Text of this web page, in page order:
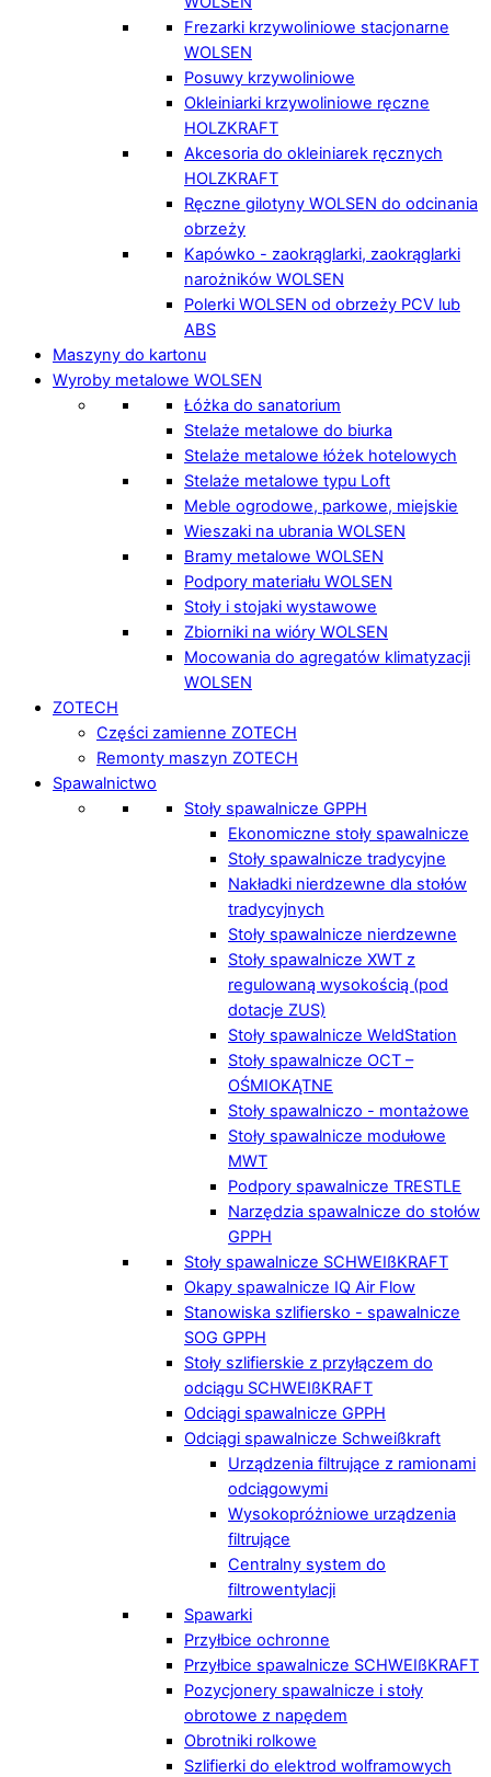
Frezarki krzywoliniowe stacjonarne
WOLSEN
Posuwy krzywoliniowe
Okleiniarki krzywoliniowe ręczne
HOLZKRAFT
Akcesoria do okleiniarek ręcznych
HOLZKRAFT
Ręczne gilotyny WOLSEN do odcinania
obrzeży
Kapówko - zaokrąglarki, zaokrąglarki
narożników WOLSEN
Polerki WOLSEN od obrzeży PCV lub
ABS
Maszyny do kartonu
Wyroby metalowe WOLSEN
Łóżka do sanatorium
Stelaże metalowe do biurka
Stelaże metalowe łóżek hotelowych
Stelaże metalowe typu Loft
Meble ogrodowe, parkowe, miejskie
Wieszaki na ubrania WOLSEN
Bramy metalowe WOLSEN
Podpory materiału WOLSEN
Stoły i stojaki wystawowe
Zbiorniki na wióry WOLSEN
Mocowania do agregatów klimatyzacji
WOLSEN
ZOTECH
Części zamienne ZOTECH
Remonty maszyn ZOTECH
Spawalnictwo
Stoły spawalnicze GPPH
Ekonomiczne stoły spawalnicze
Stoły spawalnicze tradycyjne
Nakładki nierdzewne dla stołów
tradycyjnych
Stoły spawalnicze nierdzewne
Stoły spawalnicze XWT z
regulowaną wysokością (pod
dotacje ZUS)
Stoły spawalnicze WeldStation
Stoły spawalnicze OCT –
OŚMIOKĄTNE
Stoły spawalniczo - montażowe
Stoły spawalnicze modułowe
MWT
Podpory spawalnicze TRESTLE
Narzędzia spawalnicze do stołów
GPPH
Stoły spawalnicze SCHWEIßKRAFT
Okapy spawalnicze IQ Air Flow
Stanowiska szlifiersko - spawalnicze
SOG GPPH
Stoły szlifierskie z przyłączem do
odciągu SCHWEIßKRAFT
Odciągi spawalnicze GPPH
Odciągi spawalnicze Schweißkraft
Urządzenia filtrujące z ramionami
odciągowymi
Wysokopróżniowe urządzenia
filtrujące
Centralny system do
filtrowentylacji
Spawarki
Przyłbice ochronne
Przyłbice spawalnicze SCHWEIßKRAFT
Pozycjonery spawalnicze i stoły
obrotowe z napędem
Obrotniki rolkowe
Szlifierki do elektrod wolframowych